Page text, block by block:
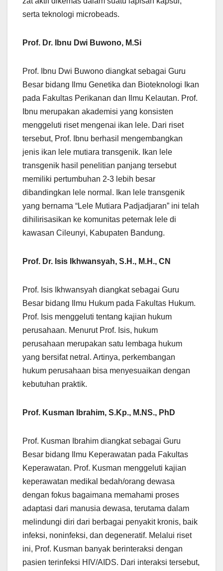
serta teknologi microbeads.
Prof. Dr. Ibnu Dwi Buwono, M.Si
Prof. Ibnu Dwi Buwono diangkat sebagai Guru
Besar bidang Ilmu Genetika dan Bioteknologi Ikan
pada Fakultas Perikanan dan Ilmu Kelautan. Prof.
Ibnu merupakan akademisi yang konsisten
menggeluti riset mengenai ikan lele. Dari riset
tersebut, Prof. Ibnu berhasil mengembangkan
jenis ikan lele mutiara transgenik. Ikan lele
transgenik hasil penelitian panjang tersebut
memiliki pertumbuhan 2-3 lebih besar
dibandingkan lele normal. Ikan lele transgenik
yang bernama “Lele Mutiara Padjadjaran” ini telah
dihilirisasikan ke komunitas peternak lele di
kawasan Cileunyi, Kabupaten Bandung.
Prof. Dr. Isis Ikhwansyah, S.H., M.H., CN
Prof. Isis Ikhwansyah diangkat sebagai Guru
Besar bidang Ilmu Hukum pada Fakultas Hukum.
Prof. Isis menggeluti tentang kajian hukum
perusahaan. Menurut Prof. Isis, hukum
perusahaan merupakan satu lembaga hukum
yang bersifat netral. Artinya, perkembangan
hukum perusahaan bisa menyesuaikan dengan
kebutuhan praktik.
Prof. Kusman Ibrahim, S.Kp., M.NS., PhD
Prof. Kusman Ibrahim diangkat sebagai Guru
Besar bidang Ilmu Keperawatan pada Fakultas
Keperawatan. Prof. Kusman menggeluti kajian
keperawatan medikal bedah/orang dewasa
dengan fokus bagaimana memahami proses
adaptasi dari manusia dewasa, terutama dalam
melindungi diri dari berbagai penyakit kronis, baik
infeksi, noninfeksi, dan degeneratif. Melalui riset
ini, Prof. Kusman banyak berinteraksi dengan
pasien terinfeksi HIV/AIDS. Dari interaksi tersebut,